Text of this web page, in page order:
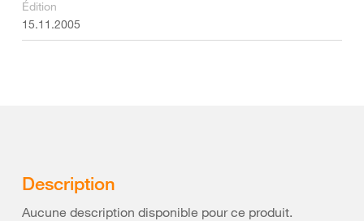
Édition
15.11.2005
Description
Aucune description disponible pour ce produit.